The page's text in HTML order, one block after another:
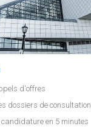
d'offres
dossiers de consultation
candidature en 5 minutes